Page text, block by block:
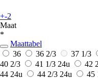
+-2
Maat
*
Maattabel
36
36 2/3 37 1/3
40 2/3
41 1/3 24u 42
44 24u 44 2/3 24u 45